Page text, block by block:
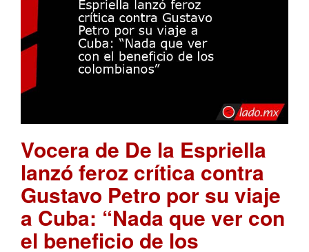
Vocera de De la Espriella
lanzó feroz crítica contra
Gustavo Petro por su viaje
a Cuba: “Nada que ver con
el beneficio de los